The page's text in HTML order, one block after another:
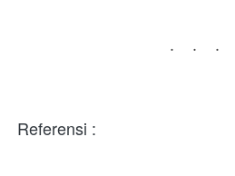
...
Referensi :